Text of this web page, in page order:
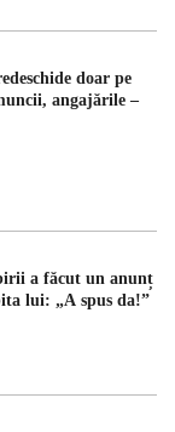
doar pe
angajările –
a făcut un anunț
lui: „A spus da!”